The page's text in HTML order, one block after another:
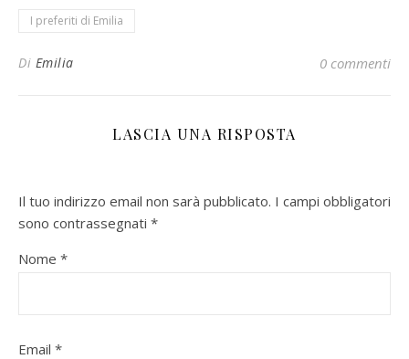
I preferiti di Emilia
Di Emilia 0 commenti
LASCIA UNA RISPOSTA
Il tuo indirizzo email non sarà pubblicato. I campi obbligatori
sono contrassegnati *
Nome *
Email *